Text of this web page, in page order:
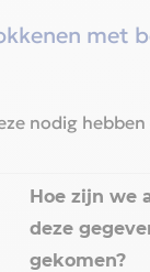
nodig
Hoe zijn we
deze
gekomen?‎